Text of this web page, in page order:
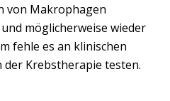
von Makrophagen
möglicherweise wieder
fehle es an klinischen
der Krebstherapie testen.